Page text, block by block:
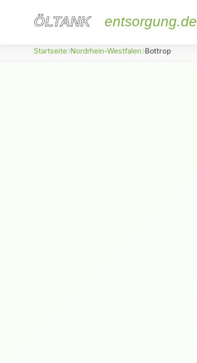
ÖLTANK
ÖLTANK entsorgung.de
Startseite Nordrhein-Westfalen Bottrop